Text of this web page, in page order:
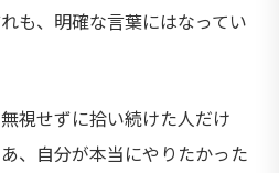
も、明確な言葉にはなってい
視せずに拾い続けた人だけ
、自分が本当にやりたかった